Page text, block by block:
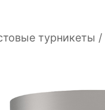
турникеты /